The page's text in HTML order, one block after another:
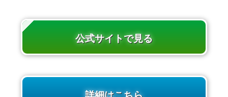
公式サイトで見る
詳細はこちら